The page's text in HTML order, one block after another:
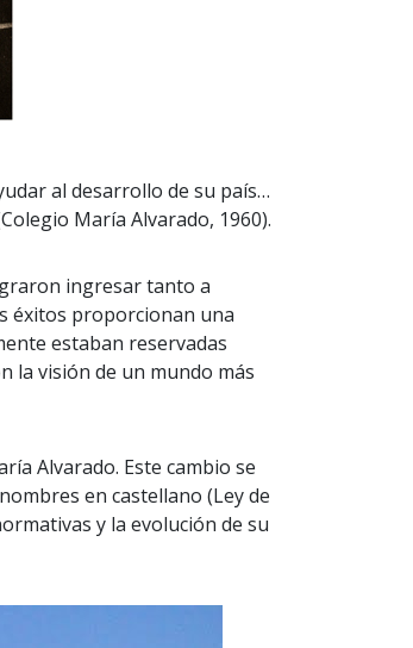
al desarrollo de su país…
María Alvarado, 1960).
ingresar tanto a
éxitos proporcionan una
estaban reservadas
la visión de un mundo más
Alvarado. Este cambio se
en castellano (Ley de
y la evolución de su